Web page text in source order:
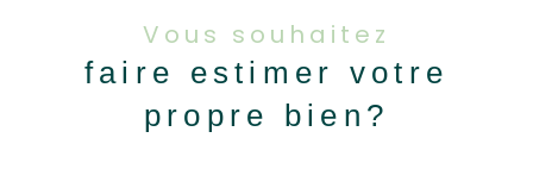
Vous souhaitez
faire estimer votre
propre bien?